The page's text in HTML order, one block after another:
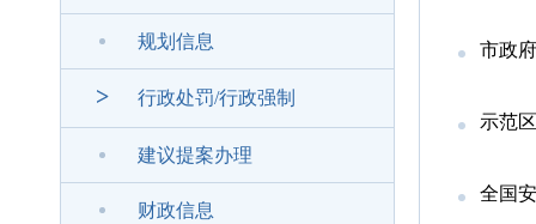
规划信息
> 行政处罚/行政强制
建议提案办理
财政信息
市政
示范
全国安